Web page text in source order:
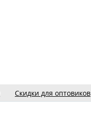
Скидки для оптовиков